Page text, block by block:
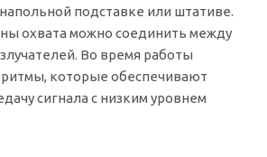
подставке или штативе.
охвата можно соединить между
Во время работы
которые обеспечивают
сигнала с низким уровнем